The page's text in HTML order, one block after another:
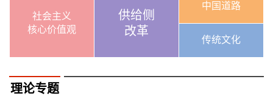
社会主义
核心价值观
供给侧
改革
中国道路
传统文化
理论专题